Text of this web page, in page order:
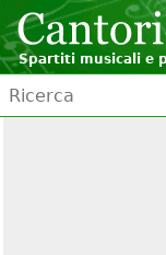
Spartiti musicali e